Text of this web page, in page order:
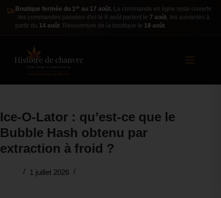
Boutique fermée du 1er au 17 août. La commande en ligne reste ouverte
: les commandes passées d'ici le 6 août partent le 7 août, les suivantes à
partir du 14 août. Réouverture de la boutique le 18 août.
Ice-O-Lator : qu’est-ce que le
Bubble Hash obtenu par
extraction à froid ?
1 juillet 2026